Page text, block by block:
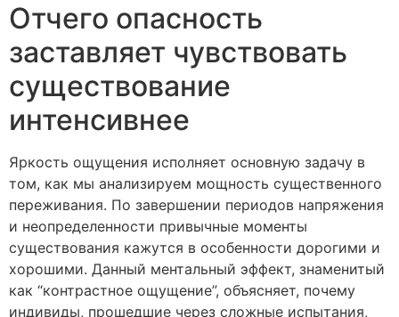
Отчего опасность
заставляет чувствовать
существование
интенсивнее
Яркость ощущения исполняет основную задачу в
том, как мы анализируем мощность существенного
переживания. По завершении периодов напряжения
и неопределенности привычные моменты
существования кажутся в особенности дорогими и
хорошими. Данный ментальный эффект, знаменитый
как “контрастное ощущение”, объясняет, почему
индивиды, прошедшие через сложные испытания,